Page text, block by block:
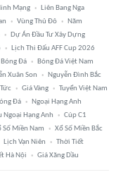
Mạng
Liên Bang Nga
Vùng Thủ Đô
Năm
Dự Án Đầu Tư Xây Dựng
Lịch Thi Đấu AFF Cup 2026
Đá
Bóng Đá Việt Nam
Xuân Son
Nguyễn Đình Bắc
Giá Vàng
Tuyển Việt Nam
Đá
Ngoại Hạng Anh
Ngoại Hạng Anh
Cúp C1
Số Miền Nam
Xổ Số Miền Bắc
Lịch Vạn Niên
Thời Tiết
Hà Nội Giá Xăng Dầu